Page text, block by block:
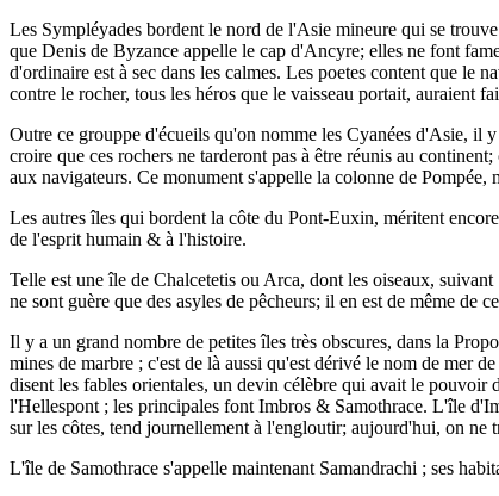
Les Sympléyades bordent le nord de l'Asie mineure qui se
que Denis de Byzance appelle le cap d'Ancyre; elles ne font
d'ordinaire est à sec dans les calmes. Les poetes content que le
contre le rocher, tous les héros que le vaisseau portait, auraient
Outre ce grouppe d'écueils qu'on nomme les Cyanées d'Asie, il
croire que ces rochers ne tarderont pas à être réunis au
aux navigateurs. Ce monument s'appelle la colonne de
Les autres îles qui bordent la côte du Pont-Euxin, méritent
de l'esprit humain & à l'histoire.
Telle est une île de Chalcetetis ou Arca, dont les oiseaux,
ne sont guère que des asyles de pêcheurs; il en est de même
Il y a un grand nombre de petites îles très obscures, dans la
mines de marbre ; c'est de là aussi qu'est dérivé le nom de mer
disent les fables orientales, un devin célèbre qui avait le
l'Hellespont ; les principales font Imbros & Samothrace. L'île
sur les côtes, tend journellement à l'engloutir; aujourd'hui, on ne
L'île de Samothrace s'appelle maintenant Samandrachi ; ses